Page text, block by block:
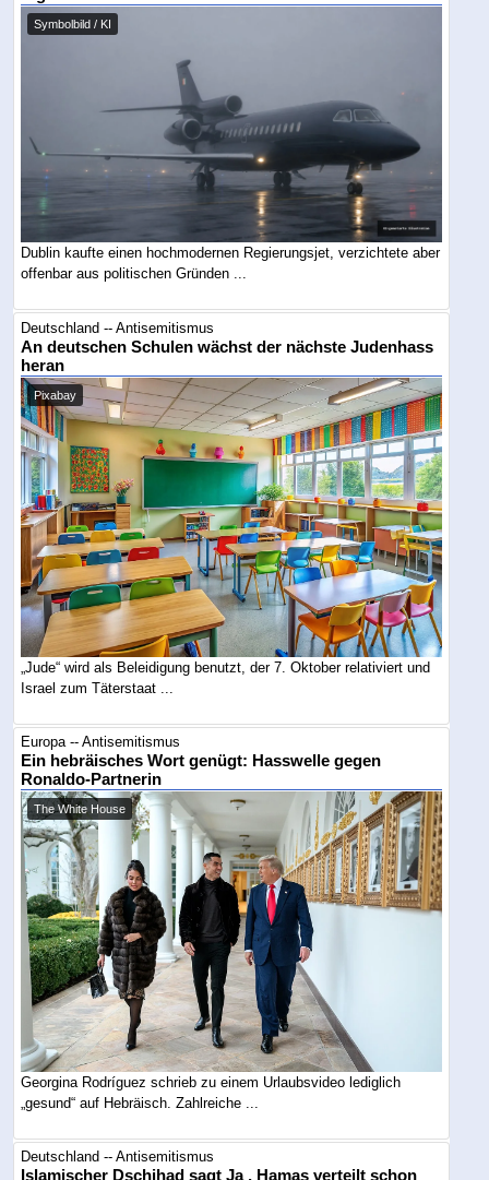
Symbolbild / KI
Dublin kaufte einen hochmodernen Regierungsjet, verzichtete aber
offenbar aus politischen Gründen ...
Deutschland -- Antisemitismus
An deutschen Schulen wächst der nächste Judenhass
heran
Pixabay
„Jude“ wird als Beleidigung benutzt, der 7. Oktober relativiert und
Israel zum Täterstaat ...
Europa -- Antisemitismus
Ein hebräisches Wort genügt: Hasswelle gegen
Ronaldo-Partnerin
The White House
Georgina Rodríguez schrieb zu einem Urlaubsvideo lediglich
„gesund“ auf Hebräisch. Zahlreiche ...
Deutschland -- Antisemitismus
Islamischer Dschihad sagt Ja , Hamas verteilt schon